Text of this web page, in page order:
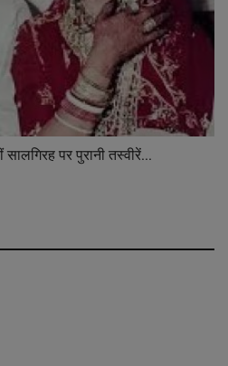
पर पुरानी तस्वीरें...